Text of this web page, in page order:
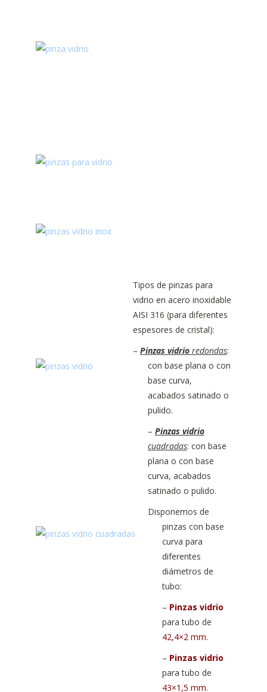
Tipos de pinzas para
vidrio en acero inoxidable
AISI 316 (para diferentes
espesores de cristal):
– Pinzas vidrio redondas:
con base plana o con
base curva,
acabados satinado o
pulido.
– Pinzas vidrio
cuadradas: con base
plana o con base
curva, acabados
satinado o pulido.
Disponemos de
pinzas con base
curva para
diferentes
diámetros de
tubo:
– Pinzas vidrio
para tubo de
42,4×2 mm.
– Pinzas vidrio
para tubo de
43×1,5 mm.